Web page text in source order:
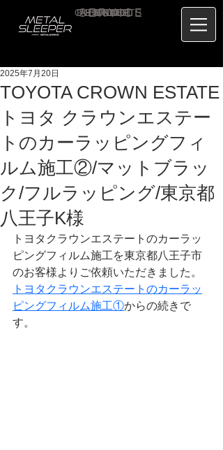
HOME
CONCEPT
SERVICE
ABOUT US
BLOG
PRICE
CONTACT
RECRUIT
TOYOTA CROWN ESTATE
トヨタ クラウンエステー
トのカーラッピングフィ
ルム施工②/マットブラッ
ク/フルラッピング/東京都
八王子K様
2025年7月20日
トヨタクラウンエステートのカーラッ
ピングフィルム施工を東京都八王子市
のお客様よりご依頼いただきました。
トヨタクラウンエステートのカーラッ
ピングフィルム施工①からの続きで
す。